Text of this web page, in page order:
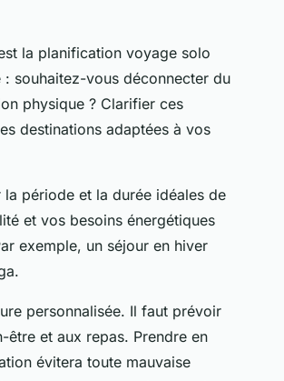
la planification voyage solo
souhaitez-vous déconnecter du
physique ? Clarifier ces
destinations adaptées à vos
période et la durée idéales de
et vos besoins énergétiques
exemple, un séjour en hiver
personnalisée. Il faut prévoir
être et aux repas. Prendre en
évitera toute mauvaise